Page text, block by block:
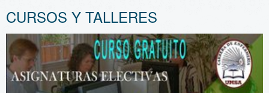
CURSOS Y TALLERES